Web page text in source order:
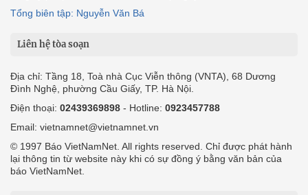
Tổng biên tập: Nguyễn Văn Bá
Liên hệ tòa soạn
Địa chỉ: Tầng 18, Toà nhà Cục Viễn thông (VNTA), 68 Dương
Đình Nghệ, phường Cầu Giấy, TP. Hà Nội.
Điện thoại: 02439369898 - Hotline: 0923457788
Email: vietnamnet@vietnamnet.vn
© 1997 Báo VietNamNet. All rights reserved. Chỉ được phát hành
lại thông tin từ website này khi có sự đồng ý bằng văn bản của
báo VietNamNet.